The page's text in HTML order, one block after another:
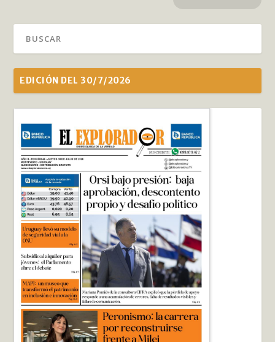
EDICIÓN DEL 30/7/2026